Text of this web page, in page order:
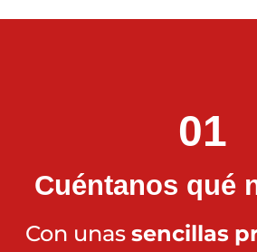
01
Cuéntanos qué
Con unas sencillas